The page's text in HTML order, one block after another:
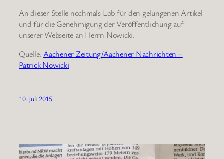
An dieser Stelle nochmals Lob für den gelungenen Artikel
und für die Genehmigung der Veröffentlichung auf
unserer Webseite an Herrn Nowicki.
Quelle: Aachener Zeitung/Aachener Nachrichten –
Patrick Nowicki
10. Juli 2015